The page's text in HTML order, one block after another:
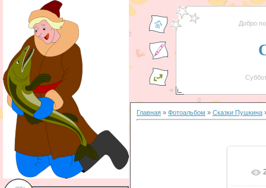
Добро
Главная » Фотоальбом » Сказки Пушкина